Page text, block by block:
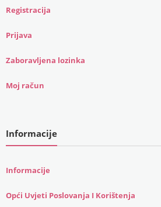
Registracija
Prijava
Zaboravljena lozinka
Moj račun
Informacije
Informacije
Opći Uvjeti Poslovanja I Korištenja